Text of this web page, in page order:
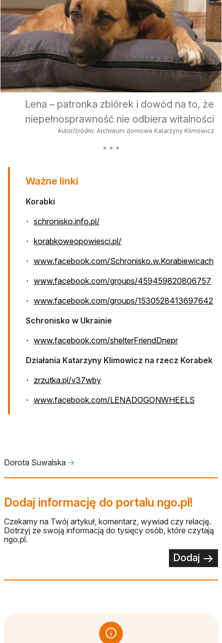
Lena – patronka zbiórek i dowód na to, że
niepełnosprawność nie odbiera witalności
Autor/źródło: Archiwum domowe Katarzyny Klimowicz
Ważne linki
Korabki
schronisko.info.pl/otwiera się w nowej karcie
korabkoweopowiesci.pl/otwiera się w nowej karcie
www.facebook.com/Schronisko.w.Korabiewicach
www.facebook.com/groups/459459820806757
www.facebook.com/groups/1530528413697642
Schronisko w Ukrainie
www.facebook.com/shelterFriendDneprotwiera się
Działania Katarzyny Klimowicz na rzecz Korabek
zrzutka.pl/v37wbyotwiera się w nowej karcie
www.facebook.com/LENADOGONWHEELS
Dorota Suwalska 🡢
Dodaj informację do portalu ngo.pl!
Czekamy na Twój artykuł, komentarz, wywiad czy relację.
Dotrzyj ze swoją informacją do tysięcy osób, które czytają
ngo.pl.
Dodaj